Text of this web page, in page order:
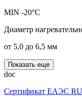
MIN -20°С
Диаметр
от 5,0 до 6,5 мм
Показать еще
doc
Сертификат ЕАЭС